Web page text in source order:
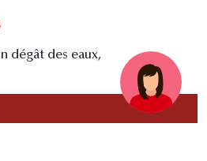
dégât des eaux,